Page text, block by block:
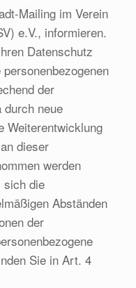
Mailing im Verein
e.V., informieren.
Datenschutz
der
neue
Weiterentwicklung
dieser
werden
sich die
Abständen
der
Sie in Art. 4